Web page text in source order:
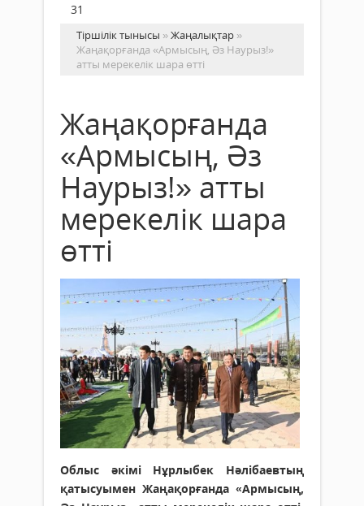
31
Тіршілік тынысы »Жаңалықтар »
Жаңақорғанда «Армысың, Әз Наурыз!»
атты мерекелік шара өтті
Жаңақорғанда
«Армысың, Әз
Наурыз!» атты
мерекелік шара
өтті
Облыс әкімі Нұрлыбек Нәлібаевтың
қатысуымен Жаңақорғанда «Армысың,